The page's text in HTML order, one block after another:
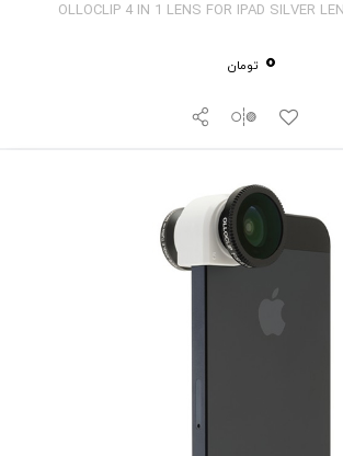
OLLOCLIP 4 IN 1 LENS FOR IPAD SILVER
0 تومان